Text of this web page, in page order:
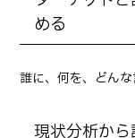
める
誰に、何を、どんな
現状分析か